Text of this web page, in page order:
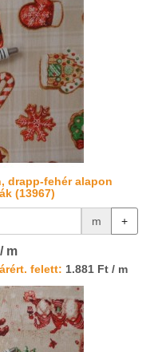
drapp-fehér alapon
(13967)
m +
m
felett: 1.881 Ft / m